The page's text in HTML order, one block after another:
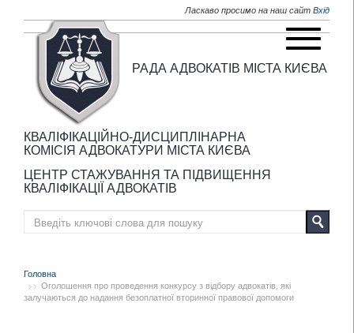
Ласкаво просимо на наш сайт Вхід
РАДА АДВОКАТІВ МІСТА КИЄВА
КВАЛІФІКАЦІЙНО-ДИСЦИПЛІНАРНА
КОМІСІЯ АДВОКАТУРИ МІСТА КИЄВА
ЦЕНТР СТАЖУВАННЯ ТА ПІДВИЩЕННЯ
КВАЛІФІКАЦІЇ АДВОКАТІВ
Головна
Оголошення про проведення конкурсу з відбору адвокатів, які
залучаються до надання безоплатної вторинної правової допомоги